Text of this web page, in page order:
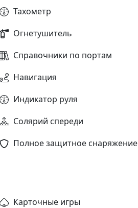
Тахометр
Огнетушитель
Справочники по портам
Навигация
Индикатор руля
Солярий спереди
Полное защитное снаряжение
Карточные игры